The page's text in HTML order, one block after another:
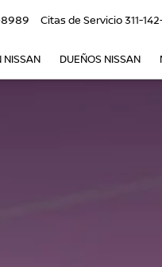
8989 Citas de Servicio311-
NISSAN DUEÑOS NISSAN